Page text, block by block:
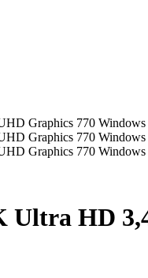
Ultra HD